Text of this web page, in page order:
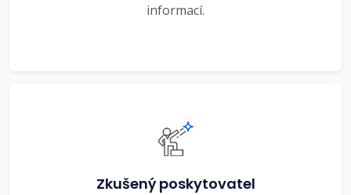
informací.
Zkušený poskytovatel